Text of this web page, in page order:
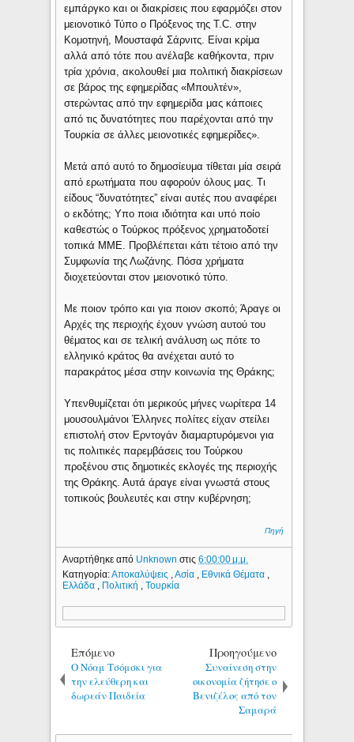
εμπάργκο και οι διακρίσεις που εφαρμόζει στον
μειονοτικό Τύπο ο Πρόξενος της T.C. στην
Κομοτηνή, Μουσταφά Σάρνιτς. Είναι κρίμα
αλλά από τότε που ανέλαβε καθήκοντα, πριν
τρία χρόνια, ακολουθεί μια πολιτική διακρίσεων
σε βάρος της εφημερίδας «Μπουλτέν»,
στερώντας από την εφημερίδα μας κάποιες
από τις δυνατότητες που παρέχονται από την
Τουρκία σε άλλες μειονοτικές εφημερίδες».
Μετά από αυτό το δημοσίευμα τίθεται μία σειρά
από ερωτήματα που αφορούν όλους μας. Τι
είδους “δυνατότητες” είναι αυτές που αναφέρει
ο εκδότης; Υπο ποια ιδιότητα και υπό ποίο
καθεστώς ο Τούρκος πρόξενος χρηματοδοτεί
τοπικά ΜΜΕ. Προβλέπεται κάτι τέτοιο από την
Συμφωνία της Λωζάνης. Πόσα χρήματα
διοχετεύονται στον μειονοτικό τύπο.
Με ποιον τρόπο και για ποιον σκοπό; Άραγε οι
Αρχές της περιοχής έχουν γνώση αυτού του
θέματος και σε τελική ανάλυση ως πότε το
ελληνικό κράτος θα ανέχεται αυτό το
παρακράτος μέσα στην κοινωνία της Θράκης;
Υπενθυμίζεται ότι μερικούς μήνες νωρίτερα 14
μουσουλμάνοι Έλληνες πολίτες είχαν στείλει
επιστολή στον Ερντογάν διαμαρτυρόμενοι για
τις πολιτικές παρεμβάσεις του Τούρκου
προξένου στις δημοτικές εκλογές της περιοχής
της Θράκης. Αυτά άραγε είναι γνωστά στους
τοπικούς βουλευτές και στην κυβέρνηση;
Πηγή
Αναρτήθηκε από Unknownστις6:00:00 μ.μ.
Κατηγορία:Αποκαλύψεις ,Ασία Εθνικά Θέματα
Ελλάδα
Πολιτική ,Τουρκία
Επόμενο
Ο Νόαμ Τσόμσκι για
την ελεύθερη και
δωρεάν Παιδεία
Προηγούμενο
Συναίνεση στην
οικονομία ζήτησε ο
Βενιζέλος από τον
Σαμαρά